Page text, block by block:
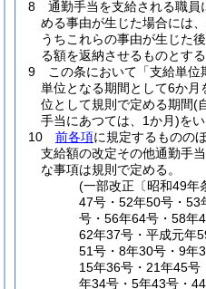
8
通勤手当を支給される職員
める事由が生じた場合には
うちこれらの事由が生じた
る額を返納させるものとする
9
この条において「支給単
単位となる期間として6か
位として規則で定める期間(
手当にあつては、1か月)をい
10
前各項に規定するものの
支給額の改定その他通勤手
な事項は規則で定める。
(一部改正〔昭和49年
47号・52年50号・53
号・56年64号・58年
62年37号・平成元年
51号・8年30号・9年
15年36号・21年45号
年34号・5年43号・